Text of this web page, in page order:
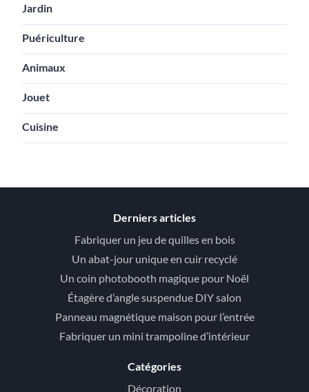
Jardin
Puériculture
Animaux
Jouet
Cuisine
Derniers articles
Fabriquer un jeu de quilles en bois
Un abat-jour unique en cuir recyclé
Un coin photobooth magique pour Noël
Étagère d’angle suspendue DIY salon
Panneau magnétique maison pour l’entrée
Fabriquer un mini trampoline d’intérieur
Catégories
Décoration